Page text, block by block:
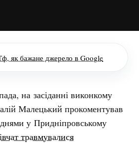
як бажане джерело в Google
на засіданні виконкому
Малецький прокоментував
у Придніпровському
травмувалися